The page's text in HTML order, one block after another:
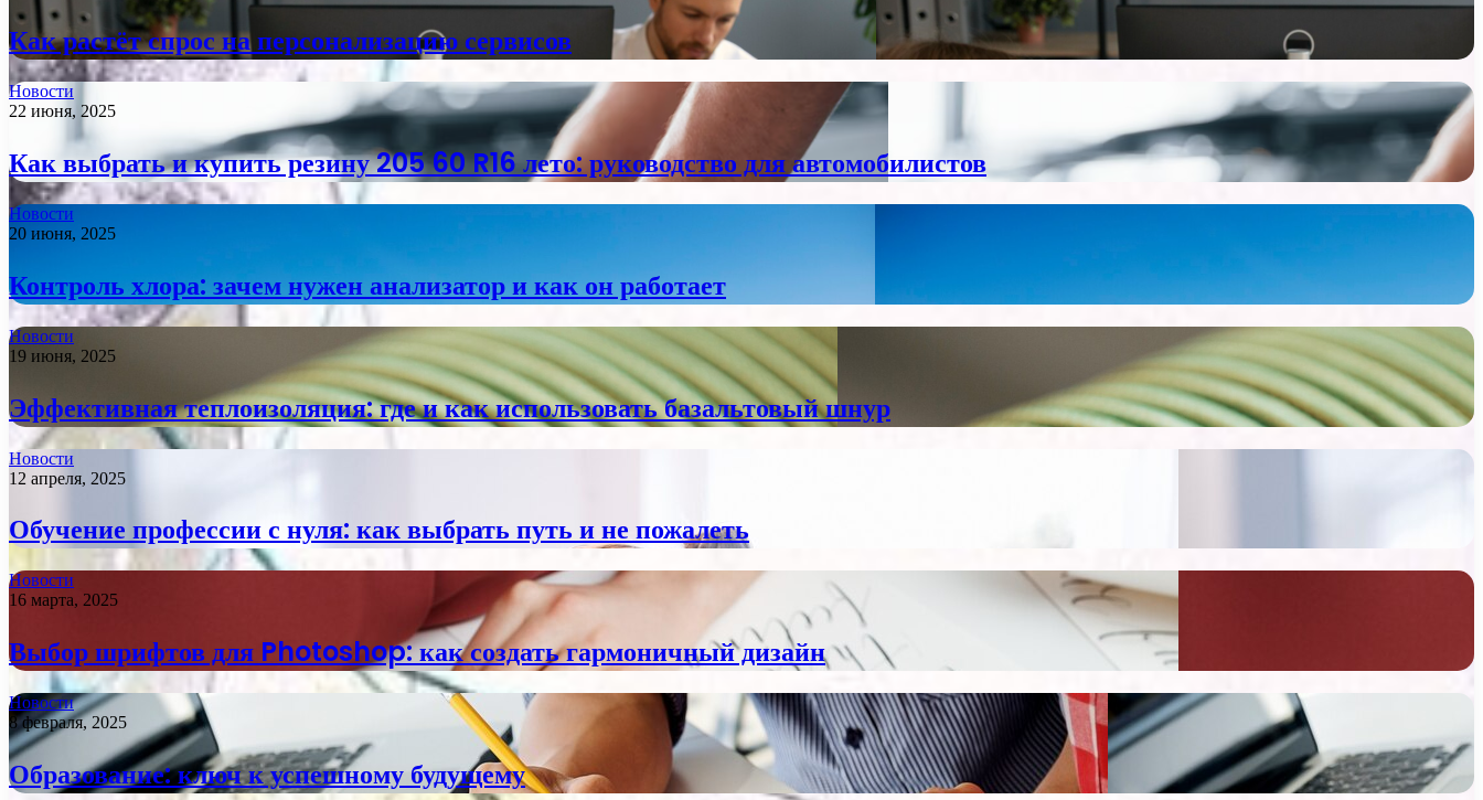
Как растёт спрос на персонализацию сервисов
Новости
22 июня, 2025
Как выбрать и купить резину 205 60 R16 лето: руководство для автомобилистов
Новости
20 июня, 2025
Контроль хлора: зачем нужен анализатор и как он работает
Новости
19 июня, 2025
Эффективная теплоизоляция: где и как использовать базальтовый шнур
Новости
12 апреля, 2025
Обучение профессии с нуля: как выбрать путь и не пожалеть
Новости
16 марта, 2025
Выбор шрифтов для Photoshop: как создать гармоничный дизайн
Новости
8 февраля, 2025
Образование: ключ к успешному будущему